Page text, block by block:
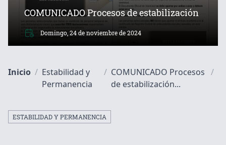
COMUNICADO Procesos de estabilización
Domingo, 24 de noviembre de 2024
Inicio / Estabilidad y
Permanencia
/ COMUNICADO Procesos
de estabilización...
/
ESTABILIDAD Y PERMANENCIA